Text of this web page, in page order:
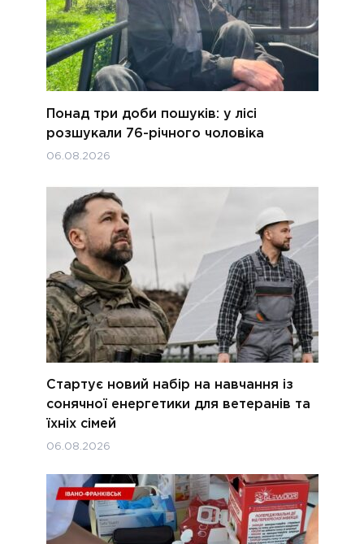
Понад три доби пошуків: у лісі
розшукали 76-річного чоловіка
06.08.2026
Стартує новий набір на навчання із
сонячної енергетики для ветеранів та
їхніх сімей
06.08.2026